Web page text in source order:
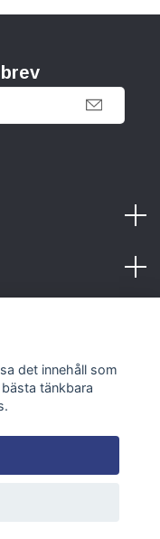
det innehåll som
tänkbara